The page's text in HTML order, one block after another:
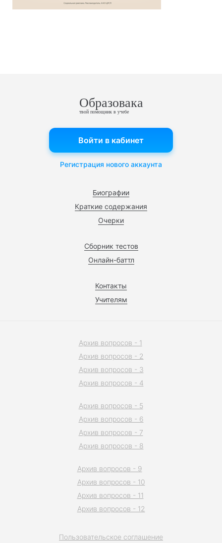
Образовака
твой помощник в учебе
Биографии
Краткие содержания
Очерки
Сборник тестов
Онлайн-баттл
Контакты
Учителям
Войти в кабинет
Регистрация нового аккаунта
Пользовательское соглашение
Архив вопросов - 1
Архив вопросов - 2
Архив вопросов - 3
Архив вопросов - 4
Архив вопросов - 5
Архив вопросов - 6
Архив вопросов - 7
Архив вопросов - 8
Архив вопросов - 9
Архив вопросов - 10
Архив вопросов - 11
Архив вопросов - 12